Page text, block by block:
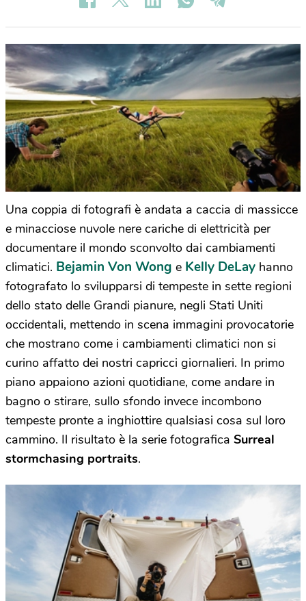
Una coppia di fotografi è andata a caccia di massicce
e minacciose nuvole nere cariche di elettricità per
documentare il mondo sconvolto dai cambiamenti
climatici. Bejamin Von Wong e Kelly DeLay hanno
fotografato lo svilupparsi di tempeste in sette regioni
dello stato delle Grandi pianure, negli Stati Uniti
occidentali, mettendo in scena immagini provocatorie
che mostrano come i cambiamenti climatici non si
curino affatto dei nostri capricci giornalieri. In primo
piano appaiono azioni quotidiane, come andare in
bagno o stirare, sullo sfondo invece incombono
tempeste pronte a inghiottire qualsiasi cosa sul loro
cammino. Il risultato è la serie fotografica Surreal
stormchasing portraits.